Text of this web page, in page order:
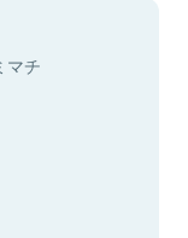
マチ